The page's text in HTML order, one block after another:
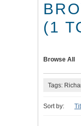
(1
Browse All
Tags:
Sort by: